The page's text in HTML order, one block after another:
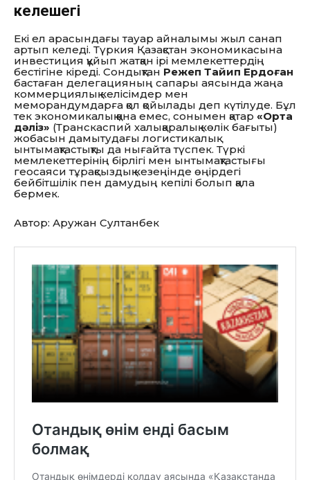
келешегі
Екі ел арасындағы тауар айналымы жыл санап
артып келеді. Түркия Қазақстан экономикасына
инвестиция құйып жатқан ірі мемлекеттердің
бестігіне кіреді. Сондықтан Режеп Тайип Ердоған
бастаған делегацияның сапары аясында жаңа
коммерциялық келісімдер мен
меморандумдарға қол қойылады деп күтілуде. Бұл
тек экономикалық қана емес, сонымен қатар «Орта
дәліз» (Транскаспий халықаралық көлік бағыты)
жобасын дамытудағы логистикалық
ынтымақтастықты да нығайта түспек. Түркі
мемлекеттерінің бірлігі мен ынтымақтастығы
геосаяси тұрақсыздық кезеңінде өңірдегі
бейбітшілік пен дамудың кепілі болып қала
бермек.
Автор: Аружан Султанбек